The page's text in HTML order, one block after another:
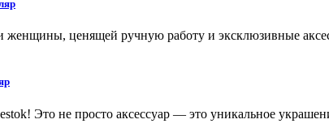
ценящей ручную работу и эксклюзивные
Это не просто аксессуар — это уникальное